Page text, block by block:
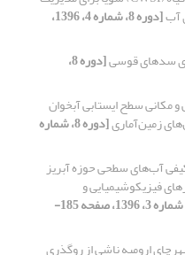
آب [دوره 8، شماره 4، 1396،
سدهای قوسی [دوره 8،
و مکانی سطح ایستابی آبخوان‌
زمین‌آماری [دوره 8، شماره
آب‌های سطحی حوزه آبریز
فیزیکوشیمیایی و
[دوره 8، شماره 3، 1396، صفحه 185-
ارومیه ناشی از روگذری